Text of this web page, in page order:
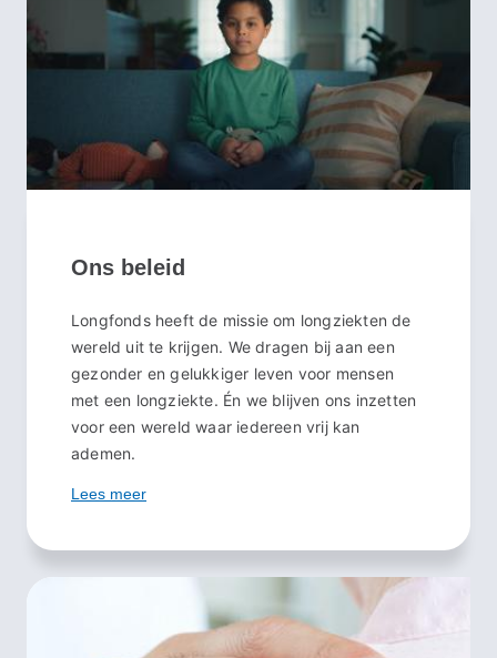
Ons beleid
Longfonds heeft de missie om longziekten de
wereld uit te krijgen. We dragen bij aan een
gezonder en gelukkiger leven voor mensen
met een longziekte. Én we blijven ons inzetten
voor een wereld waar iedereen vrij kan
ademen.
Lees meer